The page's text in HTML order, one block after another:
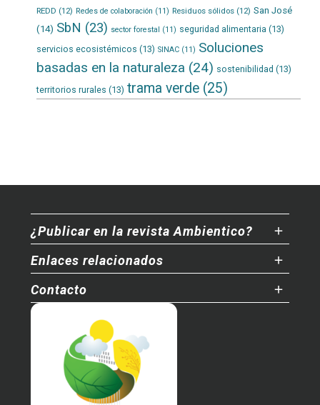
REDD (12) Redes de colaboración (11) Residuos sólidos(12) San José
(14) SbN (23) sector forestal (11) seguridad alimentaria (13)
servicios ecosistémicos (13) SINAC(11) Soluciones
basadas en la naturaleza (24) sostenibilidad (13)
territorios rurales (13) trama verde(25)
¿Publicar en la revista Ambientico?
Enlaces relacionados
Contacto